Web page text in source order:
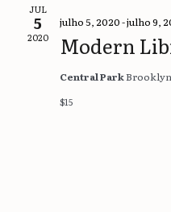
JUL
5
2020
julho 5, 2020-julho 9,
Modern
Central Park
$15